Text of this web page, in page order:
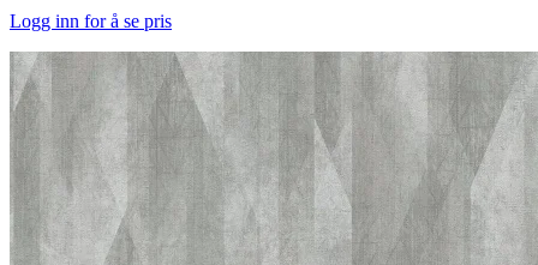
Logg inn for å se pris